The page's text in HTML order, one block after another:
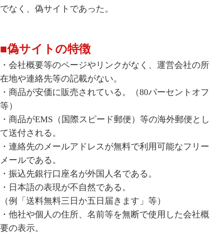
でなく、偽サイトであった。
■偽サイトの特徴
・会社概要等のページやリンクがなく、運営会社の所
在地や連絡先等の記載がない。
・商品が安価に販売されている。（80パーセントオフ
等）
・商品がEMS（国際スピード郵便）等の海外郵便とし
て送付される。
・連絡先のメールアドレスが無料で利用可能なフリー
メールである。
・振込先銀行口座名が外国人名である。
・日本語の表現が不自然である。
（例「送料無料三日か五日届きます」等）
・他社や個人の住所、名前等を無断で使用した会社概
要の表示。